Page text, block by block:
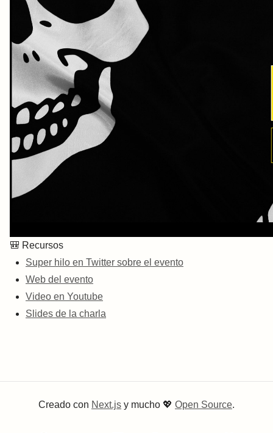
🎒 Recursos
Super hilo en Twitter sobre el evento
Web del evento
Video en Youtube
Slides de la charla
Creado con Next.js y mucho 💖 Open Source.